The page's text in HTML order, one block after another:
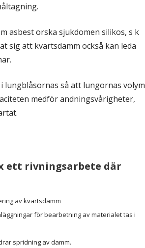
asbest orska sjukdomen silikos, s k
sig att kvartsdamm också kan leda
lungblåsornas så att lungornas volym
medför andningsvårigheter,
ett rivningsarbete där
av kvartsdamm
för bearbetning av materialet tas i
spridning av damm.